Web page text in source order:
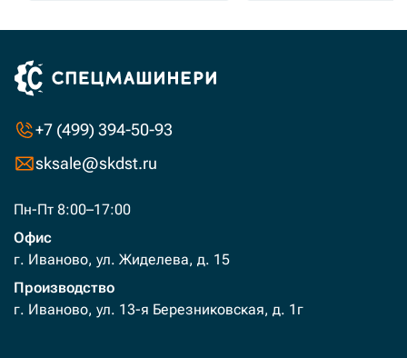
+7 (499) 394-50-93
sksale@skdst.ru
Пн-Пт 8:00–17:00
Офис
г. Иваново, ул. Жиделева, д. 15
Производство
г. Иваново, ул. 13-я Березниковская, д. 1г